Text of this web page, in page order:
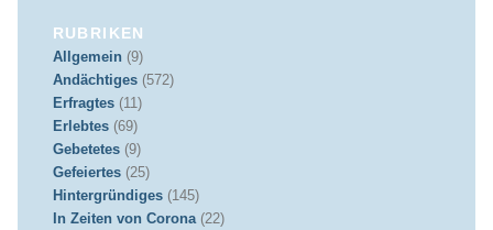
RUBRIKEN
Allgemein (9)
Andächtiges(572)
Erfragtes(11)
Erlebtes(69)
Gebetetes(9)
Gefeiertes(25)
Hintergründiges(145)
In Zeiten von Corona(22)